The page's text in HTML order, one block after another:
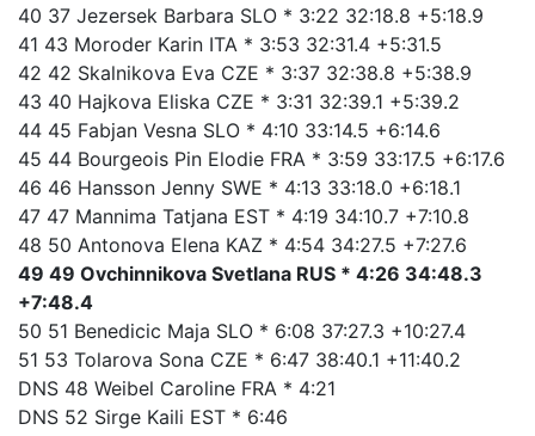
40 37 Jezersek Barbara SLO * 3:22 32:18.8 +5:18.9
41 43 Moroder Karin ITA * 3:53 32:31.4 +5:31.5
42 42 Skalnikova Eva CZE * 3:37 32:38.8 +5:38.9
43 40 Hajkova Eliska CZE * 3:31 32:39.1 +5:39.2
44 45 Fabjan Vesna SLO * 4:10 33:14.5 +6:14.6
45 44 Bourgeois Pin Elodie FRA * 3:59 33:17.5 +6:17.6
46 46 Hansson Jenny SWE * 4:13 33:18.0 +6:18.1
47 47 Mannima Tatjana EST * 4:19 34:10.7 +7:10.8
48 50 Antonova Elena KAZ * 4:54 34:27.5 +7:27.6
49 49 Ovchinnikova Svetlana RUS * 4:26 34:48.3
+7:48.4
50 51 Benedicic Maja SLO * 6:08 37:27.3 +10:27.4
51 53 Tolarova Sona CZE * 6:47 38:40.1 +11:40.2
DNS 48 Weibel Caroline FRA * 4:21
DNS 52 Sirge Kaili EST * 6:46